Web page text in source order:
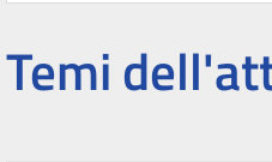
Temi